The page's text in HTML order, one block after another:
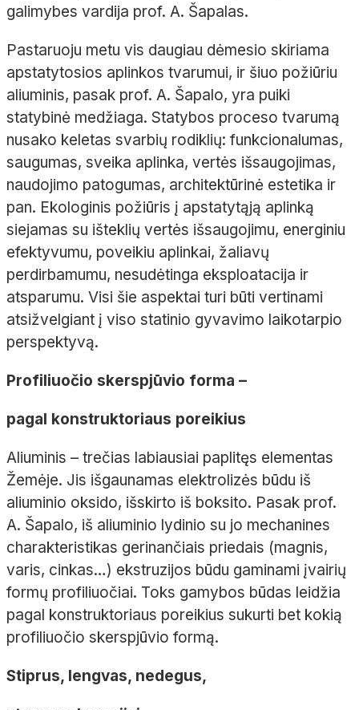
galimybes vardija prof. A. Šapalas.
Pastaruoju metu vis daugiau dėmesio skiriama
apstatytosios aplinkos tvarumui, ir šiuo požiūriu
aliuminis, pasak prof. A. Šapalo, yra puiki
statybinė medžiaga. Statybos proceso tvarumą
nusako keletas svarbių rodiklių: funkcionalumas,
saugumas, sveika aplinka, vertės išsaugojimas,
naudojimo patogumas, architektūrinė estetika ir
pan. Ekologinis požiūris į apstatytąją aplinką
siejamas su išteklių vertės išsaugojimu, energiniu
efektyvumu, poveikiu aplinkai, žaliavų
perdirbamumu, nesudėtinga eksploatacija ir
atsparumu. Visi šie aspektai turi būti vertinami
atsižvelgiant į viso statinio gyvavimo laikotarpio
perspektyvą.
Profiliuočio skerspjūvio forma –
pagal konstruktoriaus poreikius
Aliuminis – trečias labiausiai paplitęs elementas
Žemėje. Jis išgaunamas elektrolizės būdu iš
aliuminio oksido, išskirto iš boksito. Pasak prof.
A. Šapalo, iš aliuminio lydinio su jo mechanines
charakteristikas gerinančiais priedais (magnis,
varis, cinkas…) ekstruzijos būdu gaminami įvairių
formų profiliuočiai. Toks gamybos būdas leidžia
pagal konstruktoriaus poreikius sukurti bet kokią
profiliuočio skerspjūvio formą.
Stiprus, lengvas, nedegus,